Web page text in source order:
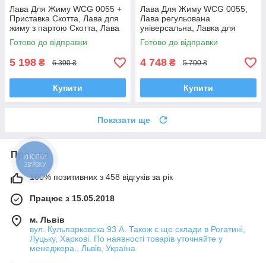
Лава Для Жиму WCG 0055 +
Приставка Скотта, Лава для
жиму з партою Скотта, Лава
універсальна спортивна
Готово до відправки
5 198 ₴ 6 300 ₴
Купити
Лава Для Жиму WCG 0055,
Лава регульована
універсальна, Лавка для
жиму універсальна, Лавка
спортивна
Готово до відправки
4 748 ₴ 5 700 ₴
Купити
Показати ще
Про нас
100% позитивних з 458 відгуків за рік
Працює з 15.05.2018
м. Львів
вул. Кульпарковска 93 А. Також є ще склади в Рогатині,
Луцьку, Харкові. По наявності товарів уточняйте у
менеджера., Львів, Україна
КНОПКА
ЗВ'ЯЗКУ